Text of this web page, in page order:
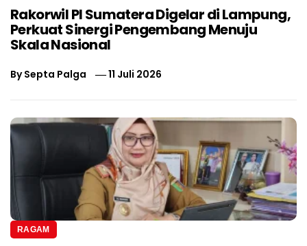
Rakorwil PI Sumatera Digelar di Lampung,
Perkuat Sinergi Pengembang Menuju
Skala Nasional
BySepta Palga 11 Juli 2026
RAGAM